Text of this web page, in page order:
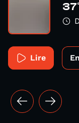
Lire